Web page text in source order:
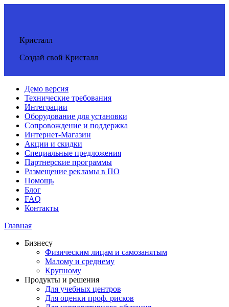
Кристалл
Создай свой Кристалл
Демо версия
Технические требования
Интеграции
Оборудование для установки
Сопровождение и поддержка
Интернет-Магазин
Акции и скидки
Специальные предложения
Партнерские программы
Размещение рекламы в ПО
Помощь
Блог
FAQ
Контакты
Главная
Бизнесу
Физическим лицам и самозанятым
Малому и среднему
Крупному
Продукты и решения
Для учебных центров
Для оценки проф. рисков